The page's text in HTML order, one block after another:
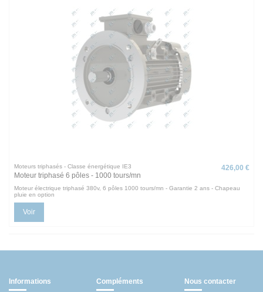
Moteurs triphasés - Classe énergétique IE3
Moteur triphasé 6 pôles - 1000 tours/mn
426,00 €
Moteur électrique triphasé 380v, 6 pôles 1000 tours/mn - Garantie 2 ans - Chapeau
pluie en option
Voir
Informations Compléments Nous contacter